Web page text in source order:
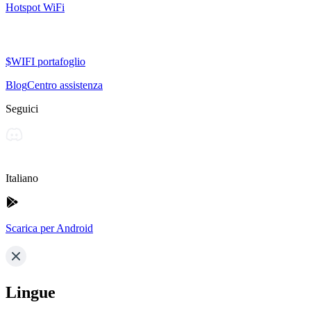
Hotspot WiFi
$WIFI portafoglio
BlogCentro assistenza
Seguici
Italiano
Scarica per Android
Lingue